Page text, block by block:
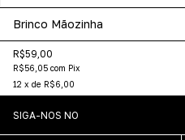
Brinco Mãozinha
R$59,00
R$56,05 com Pix
12 x de R$6,00
SIGA-NOS NO